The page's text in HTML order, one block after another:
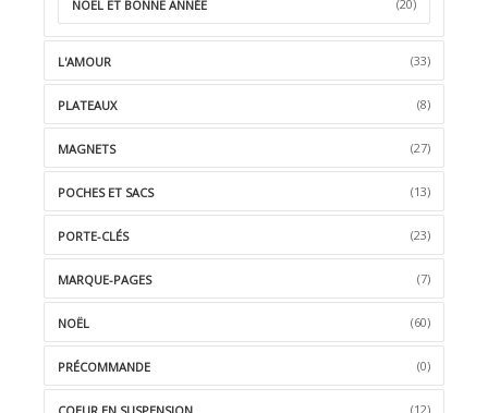
NOËL ET BONNE ANNÉE (20)
L'AMOUR (33)
PLATEAUX (8)
MAGNETS (27)
POCHES ET SACS (13)
PORTE-CLÉS (23)
MARQUE-PAGES (7)
NOËL (60)
PRÉCOMMANDE (0)
(12)